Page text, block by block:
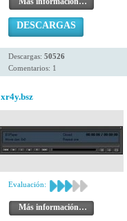
DESCARGAS
Descargas: 50526
Comentarios: 1
xr4y.bsz
Evaluación:
Más información…